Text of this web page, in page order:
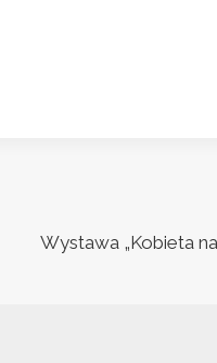
Wystawa „Kobieta